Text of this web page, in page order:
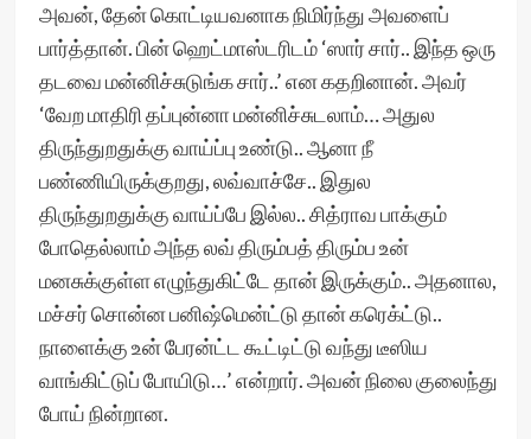
அவன், தேன் கொட்டியவனாக நிமிர்ந்து அவளைப்
பார்த்தான். பின் ஹெட்மாஸ்டரிடம் ‘ஸார் சார்.. இந்த ஒரு
தடவை மன்னிச்சுடுங்க சார்..’ என கதறினான். அவர்
‘வேற மாதிரி தப்புன்னா மன்னிச்சுடலாம்… அதுல
திருந்துறதுக்கு வாய்ப்பு உண்டு.. ஆனா நீ
பண்ணியிருக்குறது, லவ்வாச்சே.. இதுல
திருந்துறதுக்கு வாய்ப்பே இல்ல.. சித்ராவ பாக்கும்
போதெல்லாம் அந்த லவ் திரும்பத் திரும்ப உன்
மனசுக்குள்ள எழுந்துகிட்டே தான் இருக்கும்.. அதனால,
மச்சர் சொன்ன பனிஷ்மென்ட்டு தான் கரெக்ட்டு..
நாளைக்கு உன் பேரன்ட்ட கூட்டிட்டு வந்து டீஸிய
வாங்கிட்டுப் போயிடு…’ என்றார். அவன் நிலை குலைந்து
போய் நின்றான.